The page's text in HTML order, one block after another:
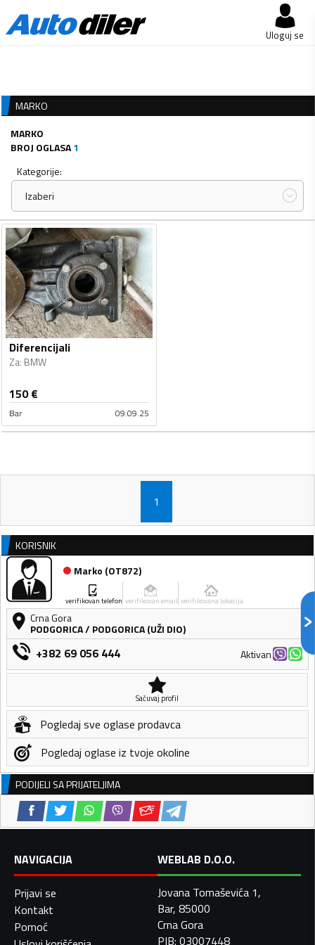
Uloguj se
MARKO
MARKO
BROJ OGLASA1
Kategorije:
Izaberi
Diferencijali
Za: BMW
150€
Bar 09.09.25
1
KORISNIK
Marko (OT872)
verifikovan telefon verifikovan email verifikovana lokacija
Crna Gora
PODGORICA/ PODGORICA (UŽI DIO)
+382 69 056 444 Aktivan
Sačuvaj profil
Pogledaj sve oglase prodavca
Pogledaj oglase iz tvoje okoline
PODIJELI SA PRIJATELJIMA
NAVIGACIJA
Prijavi se
Kontakt
Pomoć
WEBLAB D.O.O.
Jovana Tomaševića 1,
Bar, 85000
Crna Gora
PIB: 03007448